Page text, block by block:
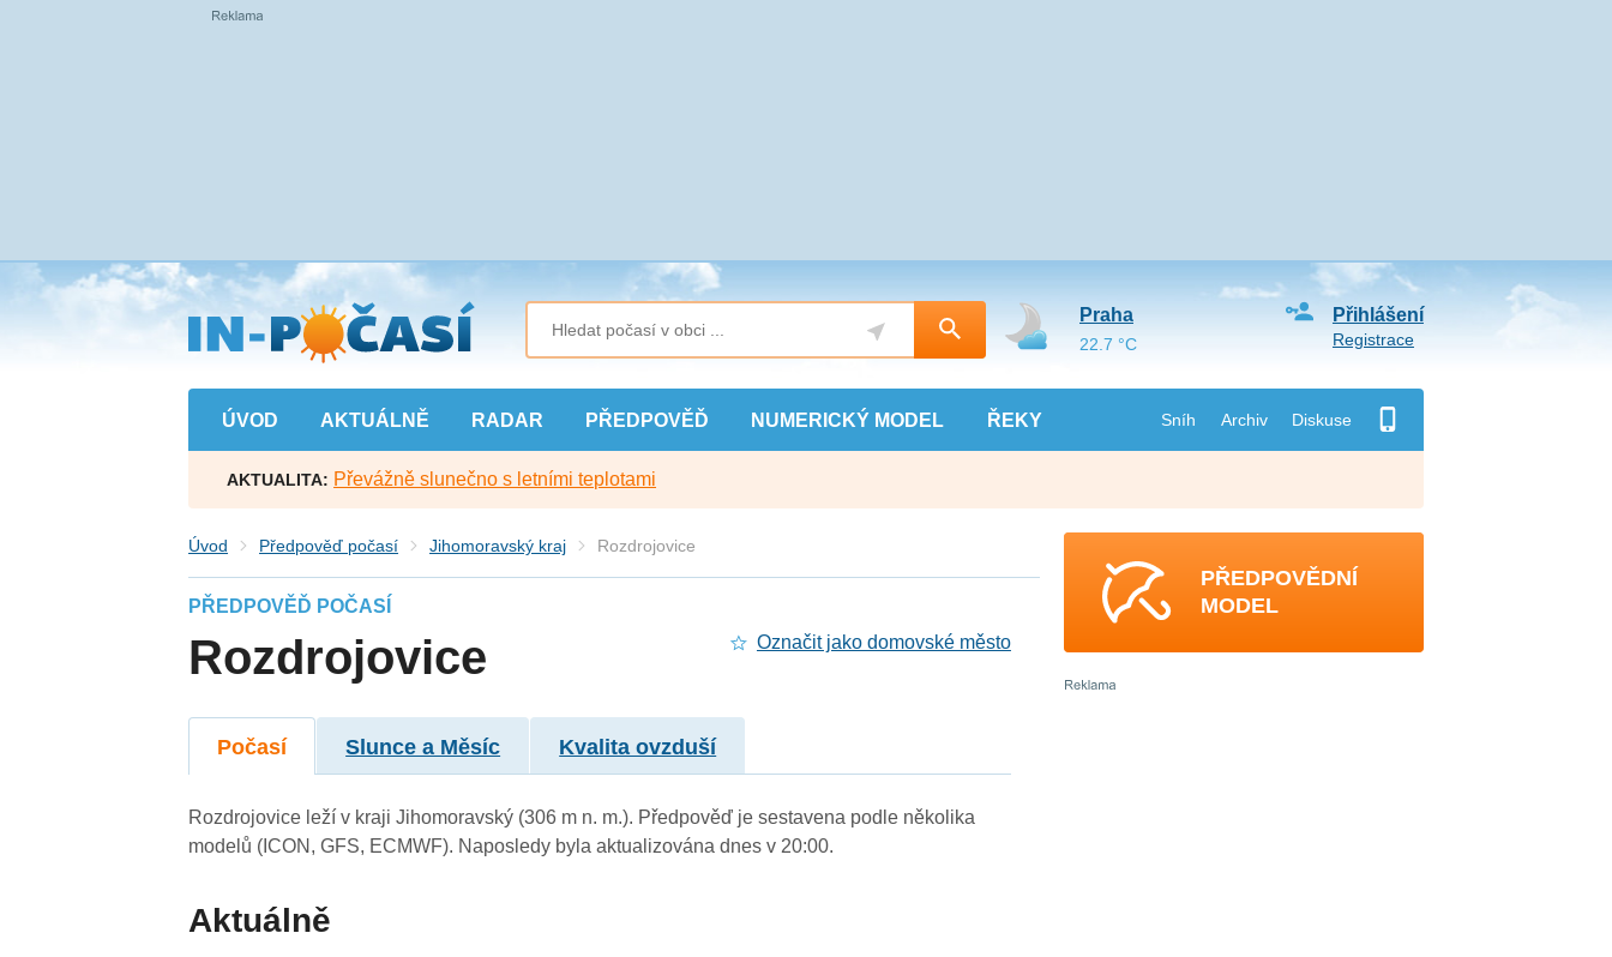
Přejít
na
hlavní
obsah
ÚVOD AKTUÁLNĚ RADAR PŘEDPOVĚĎ NUMERICKÝ MODEL ŘEKY Sníh Archiv Diskuse
Přihlášení
Registrace
Praha
22.7 °C
AKTUALITA: Převážně slunečno s letními teplotami
Úvod Předpověď počasí Jihomoravský kraj Rozdrojovice
PŘEDPOVĚĎ POČASÍ
Rozdrojovice Označit jako domovské město
Počasí Slunce a Měsíc Kvalita ovzduší
Rozdrojovice leží v kraji Jihomoravský (306 m n. m.). Předpověď je sestavena podle několika
modelů (ICON, GFS, ECMWF). Naposledy byla aktualizována dnes v 20:00.
Aktuálně
PŘEDPOVĚDNÍ
MODEL